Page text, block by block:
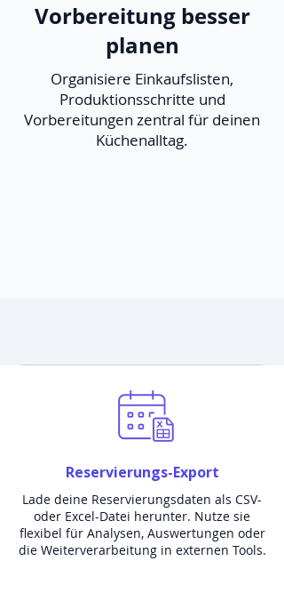
Vorbereitung besser
planen
Organisiere Einkaufslisten,
Produktionsschritte und
Vorbereitungen zentral für deinen
Küchenalltag.
Reservierungs-Export
Lade deine Reservierungsdaten als CSV-
oder Excel-Datei herunter. Nutze sie
flexibel für Analysen, Auswertungen oder
die Weiterverarbeitung in externen Tools.